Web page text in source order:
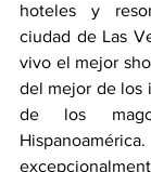
hoteles y
ciudad de Las
vivo el mejor
del mejor de los
de los